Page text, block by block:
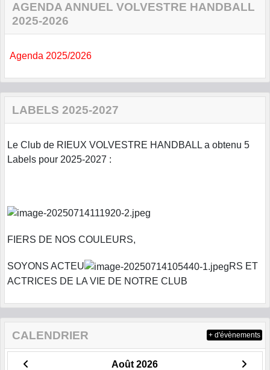
AGENDA ANNUEL VOLVESTRE HANDBALL
2025-2026
Agenda 2025/2026
LABELS 2025-2027
Le Club de RIEUX VOLVESTRE HANDBALL a obtenu 5
Labels pour 2025-2027 :
FIERS DE NOS COULEURS,
SOYONS ACTEU
RS ET
ACTRICES DE LA VIE DE NOTRE CLUB
CALENDRIER
Août 2026
+ d'évènements